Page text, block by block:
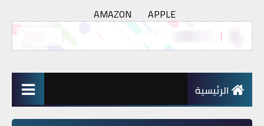
AMAZON APPLE
الرئيسية